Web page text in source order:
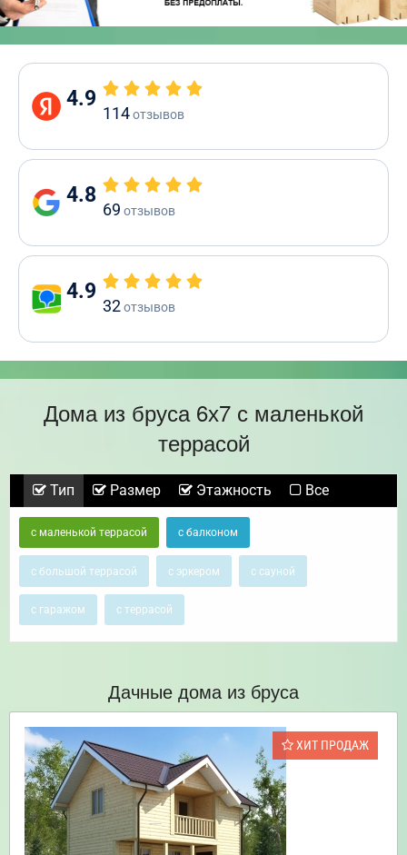
4.9
114отзывов
4.8
69 отзывов
4.9
32отзывов
Дома из бруса 6х7 с маленькой
террасой
Тип Размер Этажность Все
с маленькой террасой с балконом
с большой террасой с эркером с сауной
с гаражом с террасой
Дачные дома из бруса
ХИТ ПРОДАЖ